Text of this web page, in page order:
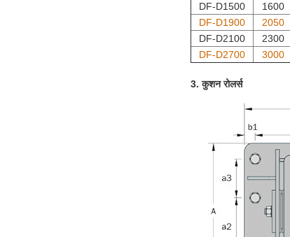
DF-D1500
1600
DF-D1900
2050
DF-D2100
2300
DF-D2700
3000
3. कुशन रोलर्स